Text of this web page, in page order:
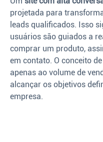
projetada para
leads qualificados. Isso
usuários são guiados a
comprar um produto,
em contato. O conceito
apenas ao volume de
alcançar os objetivos
empresa.